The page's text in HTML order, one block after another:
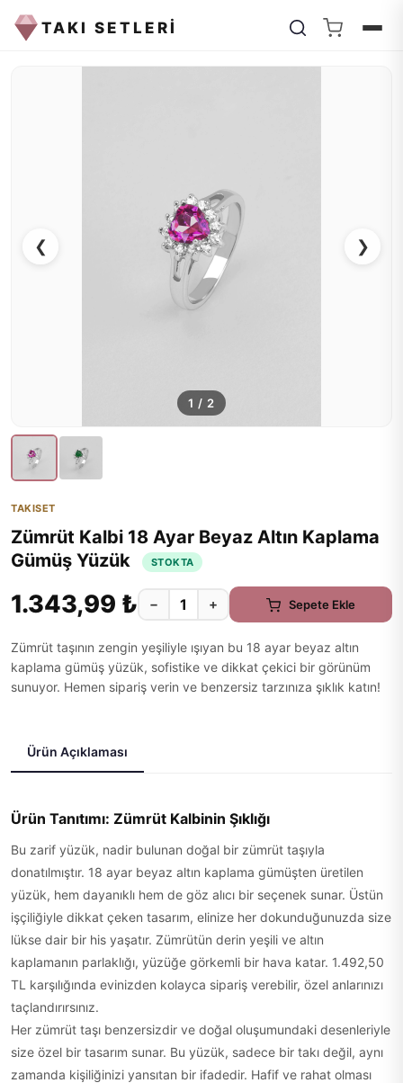
TAKI SETLERİ
❮ ❯
1 / 2
TAKISET
Zümrüt Kalbi 18 Ayar Beyaz Altın Kaplama
Gümüş Yüzük
STOKTA
1.343,99 ₺ − + Sepete Ekle
Zümrüt taşının zengin yeşiliyle ışıyan bu 18 ayar beyaz altın
kaplama gümüş yüzük, sofistike ve dikkat çekici bir görünüm
sunuyor. Hemen sipariş verin ve benzersiz tarzınıza şıklık katın!
Ürün Açıklaması
Ürün Tanıtımı: Zümrüt Kalbinin Şıklığı
Bu zarif yüzük, nadir bulunan doğal bir zümrüt taşıyla
donatılmıştır. 18 ayar beyaz altın kaplama gümüşten üretilen
yüzük, hem dayanıklı hem de göz alıcı bir seçenek sunar. Üstün
işçiliğiyle dikkat çeken tasarım, elinize her dokunduğunuzda size
lükse dair bir his yaşatır. Zümrütün derin yeşili ve altın
kaplamanın parlaklığı, yüzüğe görkemli bir hava katar. 1.492,50
TL karşılığında evinizden kolayca sipariş verebilir, özel anlarınızı
taçlandırırsınız.
Her zümrüt taşı benzersizdir ve doğal oluşumundaki desenleriyle
size özel bir tasarım sunar. Bu yüzük, sadece bir takı değil, aynı
zamanda kişiliğinizi yansıtan bir ifadedir. Hafif ve rahat olması